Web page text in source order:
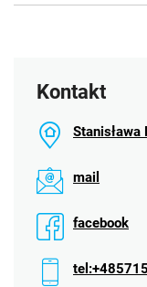
Kontakt
mail
facebook